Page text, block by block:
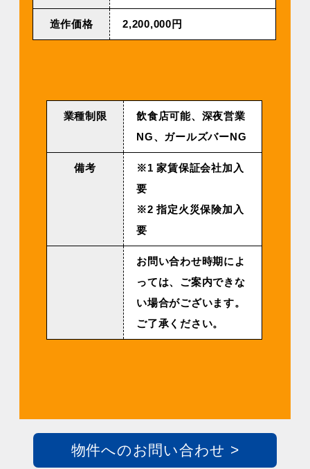
造作価格 2,200,000円
業種制限
飲食店可能、深夜営業
NG、ガールズバーNG
備考
※1 家賃保証会社加入
要
※2 指定火災保険加入
要
お問い合わせ時期によ
っては、ご案内できな
い場合がございます。
ご了承ください。
物件へのお問い合わせ >